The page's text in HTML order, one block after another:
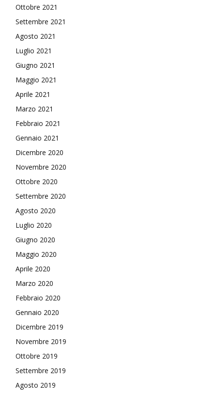
Ottobre 2021
Settembre 2021
Agosto 2021
Luglio 2021
Giugno 2021
Maggio 2021
Aprile 2021
Marzo 2021
Febbraio 2021
Gennaio 2021
Dicembre 2020
Novembre 2020
Ottobre 2020
Settembre 2020
Agosto 2020
Luglio 2020
Giugno 2020
Maggio 2020
Aprile 2020
Marzo 2020
Febbraio 2020
Gennaio 2020
Dicembre 2019
Novembre 2019
Ottobre 2019
Settembre 2019
Agosto 2019